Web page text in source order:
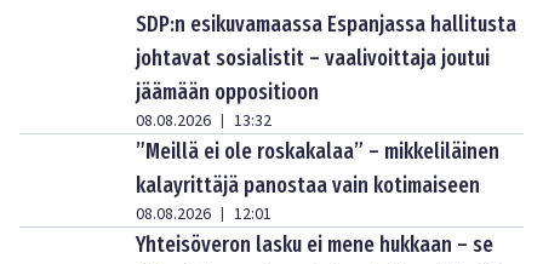
SDP:n esikuvamaassa Espanjassa hallitusta
johtavat sosialistit – vaalivoittaja joutui
jäämään oppositioon
08.08.2026 | 13:32
”Meillä ei ole roskakalaa” – mikkeliläinen
kalayrittäjä panostaa vain kotimaiseen
08.08.2026 | 12:01
Yhteisöveron lasku ei mene hukkaan – se